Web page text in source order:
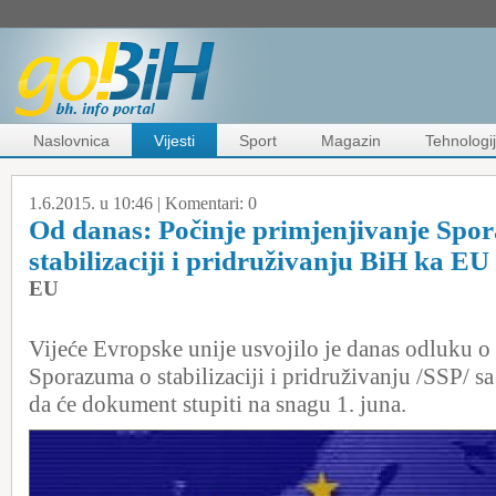
Naslovnica Vijesti Sport Magazin
1.6.2015. u 10:46 | Komentari: 0
Od danas: Počinje primjenjivanje
stabilizaciji i pridruživanju BiH ka EU
EU
Vijeće Evropske unije usvojilo je danas odluku
Sporazuma o stabilizaciji i pridruživanju /SSP/
da će dokument stupiti na snagu 1. juna.